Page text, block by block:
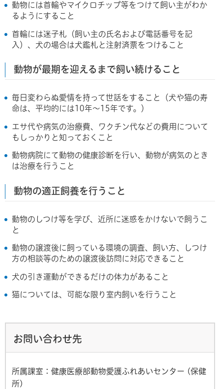
動物には首輪やマイクロチップ等をつけて飼い主がわか
るようにすること
首輪には迷子札（飼い主の氏名および電話番号を記
入）、犬の場合は犬鑑札と注射済票をつけること
動物が最期を迎えるまで飼い続けること
毎日変わらぬ愛情を持って世話をすること（犬や猫の寿
命は、平均的には10年～15年です。）
エサ代や病気の治療費、ワクチン代などの費用について
もしっかりと知っておくこと
動物病院にて動物の健康診断を行い、動物が病気のとき
は治療を行うこと
動物の適正飼養を行うこと
動物のしつけ等を学び、近所に迷惑をかけないで飼うこ
と
動物の譲渡後に飼っている環境の調査、飼い方、しつけ
方の相談等のための譲渡後訪問に対応できること
犬の引き運動ができるだけの体力があること
猫については、可能な限り室内飼いを行うこと
お問い合わせ先
所属課室：健康医療部動物愛護ふれあいセンター (保健
所)